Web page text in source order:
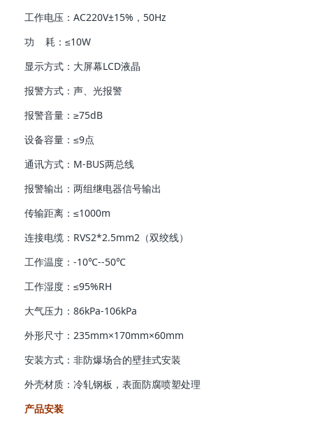
工作电压：AC220V±15%，50Hz
功 耗：≤10W
显示方式：大屏幕LCD液晶
报警方式：声、光报警
报警音量：≥75dB
设备容量：≤9点
通讯方式：M-BUS两总线
报警输出：两组继电器信号输出
传输距离：≤1000m
连接电缆：RVS2*2.5mm2（双绞线）
工作温度：-10℃--50℃
工作湿度：≤95%RH
大气压力：86kPa-106kPa
外形尺寸：235mm×170mm×60mm
安装方式：非防爆场合的壁挂式安装
外壳材质：冷轧钢板，表面防腐喷塑处理
产品安装